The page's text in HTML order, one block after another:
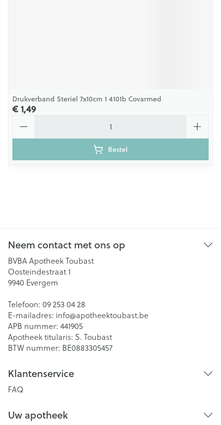
Drukverband Steriel 7x10cm 1 4101b Covarmed
€ 1,49
Bestel
Neem contact met ons op
BVBA Apotheek Toubast
Oosteindestraat 1
9940 Evergem
Telefoon: 09 253 04 28
E-mailadres: info@apotheektoubast.be
APB nummer: 441905
Apotheek titularis: S. Toubast
BTW nummer: BE0883305457
Klantenservice
FAQ
Uw apotheek